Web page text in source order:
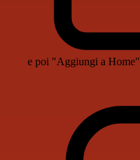
e poi "Aggiungi a Home"